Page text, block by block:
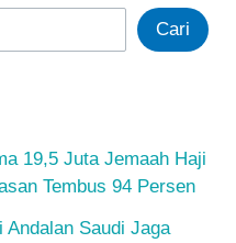
Cari
19,5 Juta Jemaah Haji
Tembus 94 Persen
Saudi Jaga